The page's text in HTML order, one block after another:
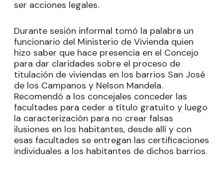
ser acciones legales.
Durante sesión informal tomó la palabra un
funcionario del Ministerio de Vivienda quien
hizo saber que hace presencia en el Concejo
para dar claridades sobre el proceso de
titulación de viviendas en los barrios San José
de los Campanos y Nelson Mandela.
Recomendó a los concejales conceder las
facultades para ceder a título gratuito y luego
la caracterización para no crear falsas
ilusiones en los habitantes, desde allí y con
esas facultades se entregan las certificaciones
individuales a los habitantes de dichos barrios.